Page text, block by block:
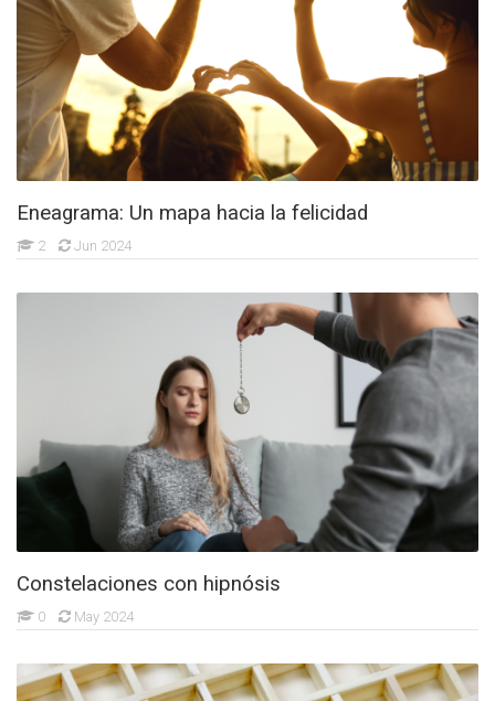
Eneagrama: Un mapa hacia la felicidad
2 Jun 2024
Constelaciones con hipnósis
0 May 2024